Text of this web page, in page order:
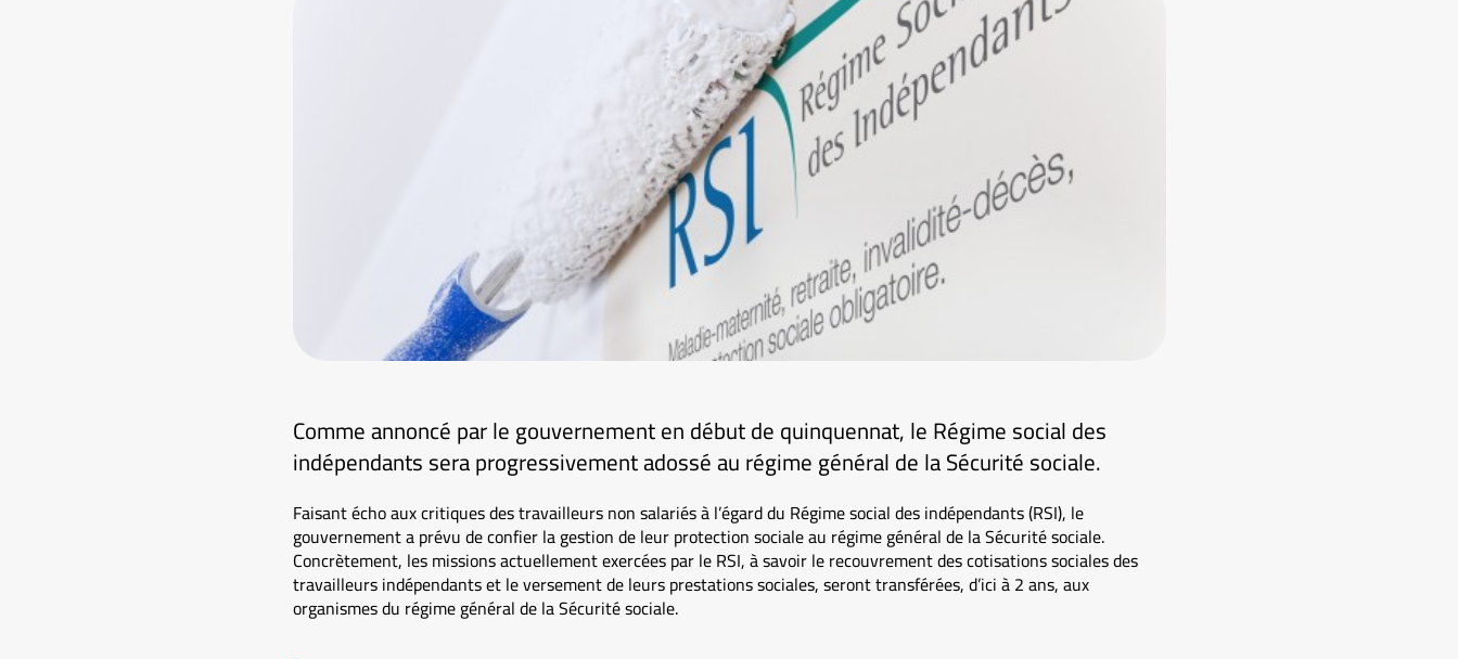
Comme annoncé par le gouvernement en début de quinquennat, le Régime social des
indépendants sera progressivement adossé au régime général de la Sécurité sociale.
Faisant écho aux critiques des travailleurs non salariés à l’égard du Régime social des indépendants (RSI), le
gouvernement a prévu de confier la gestion de leur protection sociale au régime général de la Sécurité sociale.
Concrètement, les missions actuellement exercées par le RSI, à savoir le recouvrement des cotisations sociales des
travailleurs indépendants et le versement de leurs prestations sociales, seront transférées, d’ici à 2 ans, aux
organismes du régime général de la Sécurité sociale.